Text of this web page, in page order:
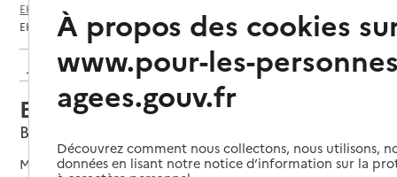
EHPAD par département
EHPAD Le vollier
Retour aux résultats de l'annuaire
EHPAD Le vollier
Bouère, MAYENNE
Mis à jour le10/10/2025
À propos des cookies
www.pour-les-
agees.gouv.fr
Découvrez comment nous collectons, nous utilisons,
données en lisant notre notice d’information sur la